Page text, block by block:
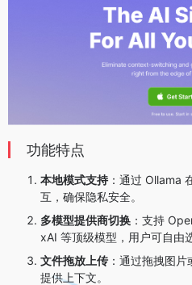
功能特点
本地模式支持 ：通过 Ollama
互，确保隐私安全。
多模型提供商切换 ：支持
xAI 等顶级模型，用户可自由
文件拖放上传 ：通过拖拽图
提供上下文。